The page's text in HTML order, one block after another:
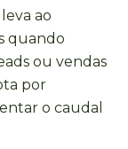
ao
quando
ou vendas
por
o caudal